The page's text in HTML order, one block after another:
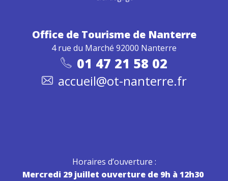
Office de Tourisme de Nanterre
4 rue du Marché 92000 Nanterre
01 47 21 58 02
accueil@ot-nanterre.fr
Horaires d’ouverture :
Mercredi 29 juillet ouverture de 9h à 12h30